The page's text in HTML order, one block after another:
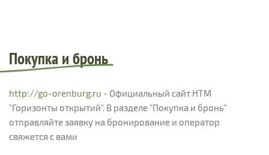
Покупка и бронь
http://go-orenburg.ru - Официальный сайт НТМ
"Горизонты открытий". В разделе "Покупка и бронь"
отправляйте заявку на бронирование и оператор
свяжется с вами